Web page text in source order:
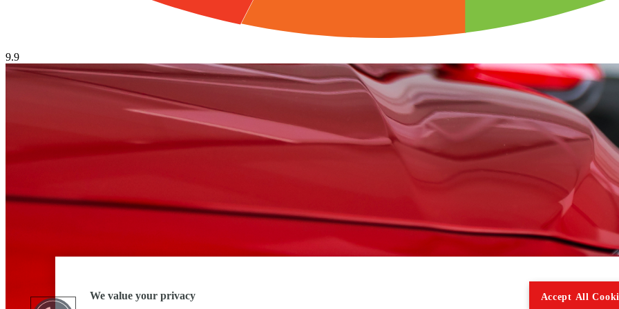
9.9
We value your privacy Accept All